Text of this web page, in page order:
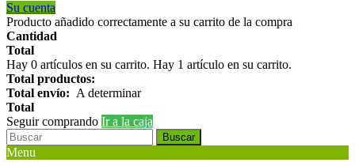
Su cuenta
Producto añadido correctamente a su carrito de la compra
Cantidad
Total
Hay 0 artículos en su carrito. Hay 1 artículo en su carrito.
Total productos:
Total envío: A determinar
Total
Seguir comprando Ir a la caja
Buscar
Menu